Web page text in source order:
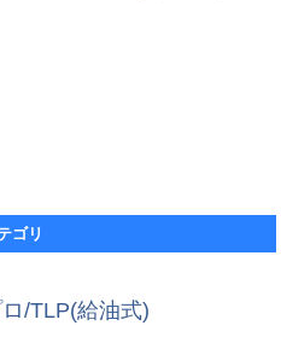
ゴリ
/TLP(給油式)